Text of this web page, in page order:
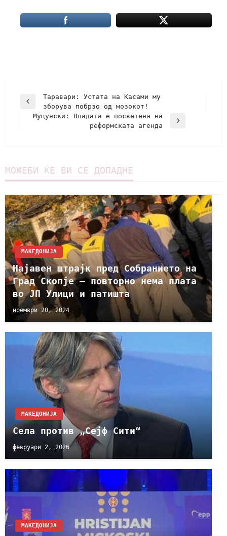
Таравари: Устата на Касами му
зборува побрзо од мозокот!
Муцунски: Владата е посветена на
реформската агенда
МОЖЕБИ ЌЕ ВИ СЕ ДОПАДНЕ
МАКЕДОНИЈА
Најавен штрајк пред Собранието на
Град Скопје – повторно нема плата
во ЈП Улици и патишта
ноември 20, 2024
МАКЕДОНИЈА
Села против „Сејф Сити“
февруари 2, 2026
МАКЕДОНИЈА